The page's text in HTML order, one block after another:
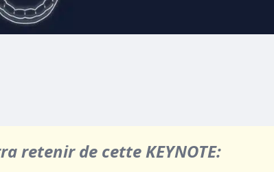
retenir de cette KEYNOTE: